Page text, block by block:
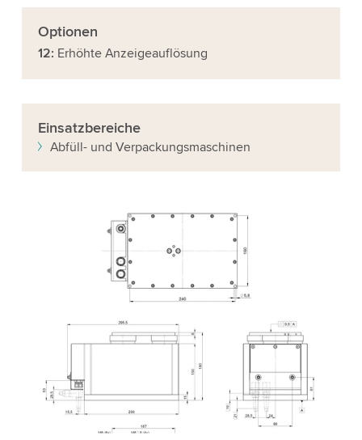
Optionen
12: Erhöhte Anzeigeauﬂösung
Einsatzbereiche
Abfüll- und Verpackungsmaschinen